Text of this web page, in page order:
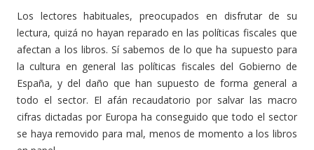
Los lectores habituales, preocupados en disfrutar de su
lectura, quizá no hayan reparado en las políticas fiscales que
afectan a los libros. Sí sabemos de lo que ha supuesto para
la cultura en general las políticas fiscales del Gobierno de
España, y del daño que han supuesto de forma general a
todo el sector. El afán recaudatorio por salvar las macro
cifras dictadas por Europa ha conseguido que todo el sector
se haya removido para mal, menos de momento a los libros